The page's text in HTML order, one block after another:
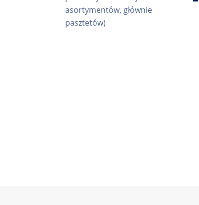
asortymentów, głównie
pasztetów)